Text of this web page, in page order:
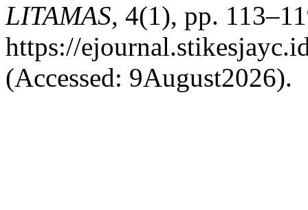
LITAMAS, 4(1), pp.
https://
(Accessed: 9August2026).